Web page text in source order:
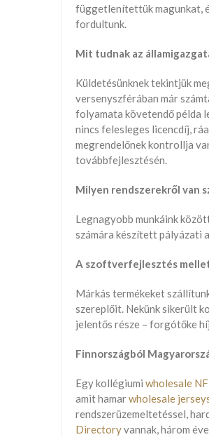
függetlenítettük magunkat,
fordultunk.
Mit tudnak az
Küldetésünknek tekintjük
versenyszférában már
folyamata követendő példa
nincs felesleges licencdíj,
megrendelőnek kontrollja
továbbfejlesztésén.
Milyen rendszerekről van
Legnagyobb munkáink
számára készített pályázati
A szoftverfejlesztés
Márkás termékeket
szereplőit. Nekünk sikerült
jelentős része – forgótőke
Finnországból
Egy kollégiumi wholesale
amit hamarwholesale
rendszerüzemeltetéssel,
Directoryvannak, három